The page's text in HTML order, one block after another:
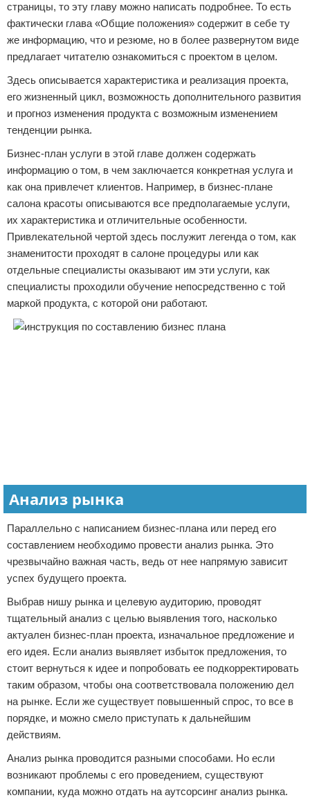
страницы, то эту главу можно написать подробнее. То есть
фактически глава «Общие положения» содержит в себе ту
же информацию, что и резюме, но в более развернутом виде
предлагает читателю ознакомиться с проектом в целом.
Здесь описывается характеристика и реализация проекта,
его жизненный цикл, возможность дополнительного развития
и прогноз изменения продукта с возможным изменением
тенденции рынка.
Бизнес-план услуги в этой главе должен содержать
информацию о том, в чем заключается конкретная услуга и
как она привлечет клиентов. Например, в бизнес-плане
салона красоты описываются все предполагаемые услуги,
их характеристика и отличительные особенности.
Привлекательной чертой здесь послужит легенда о том, как
знаменитости проходят в салоне процедуры или как
отдельные специалисты оказывают им эти услуги, как
специалисты проходили обучение непосредственно с той
маркой продукта, с которой они работают.
Анализ рынка
Параллельно с написанием бизнес-плана или перед его
составлением необходимо провести анализ рынка. Это
чрезвычайно важная часть, ведь от нее напрямую зависит
успех будущего проекта.
Выбрав нишу рынка и целевую аудиторию, проводят
тщательный анализ с целью выявления того, насколько
актуален бизнес-план проекта, изначальное предложение и
его идея. Если анализ выявляет избыток предложения, то
стоит вернуться к идее и попробовать ее подкорректировать
таким образом, чтобы она соответствовала положению дел
на рынке. Если же существует повышенный спрос, то все в
порядке, и можно смело приступать к дальнейшим
действиям.
Анализ рынка проводится разными способами. Но если
возникают проблемы с его проведением, существуют
компании, куда можно отдать на аутсорсинг анализ рынка.